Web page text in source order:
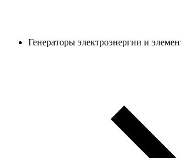
Генераторы электроэнергии и